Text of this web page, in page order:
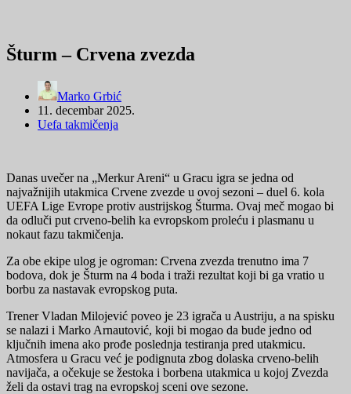
Šturm – Crvena zvezda
Marko Grbić
11. decembar 2025.
Uefa takmičenja
Danas uvečer na „Merkur Areni“ u Gracu igra se jedna od
najvažnijih utakmica Crvene zvezde u ovoj sezoni – duel 6. kola
UEFA Lige Evrope protiv austrijskog Šturma. Ovaj meč mogao bi
da odluči put crveno-belih ka evropskom proleću i plasmanu u
nokaut fazu takmičenja.
Za obe ekipe ulog je ogroman: Crvena zvezda trenutno ima 7
bodova, dok je Šturm na 4 boda i traži rezultat koji bi ga vratio u
borbu za nastavak evropskog puta.
Trener Vladan Milojević poveo je 23 igrača u Austriju, a na spisku
se nalazi i Marko Arnautović, koji bi mogao da bude jedno od
ključnih imena ako prođe poslednja testiranja pred utakmicu.
Atmosfera u Gracu već je podignuta zbog dolaska crveno-belih
navijača, a očekuje se žestoka i borbena utakmica u kojoj Zvezda
želi da ostavi trag na evropskoj sceni ove sezone.